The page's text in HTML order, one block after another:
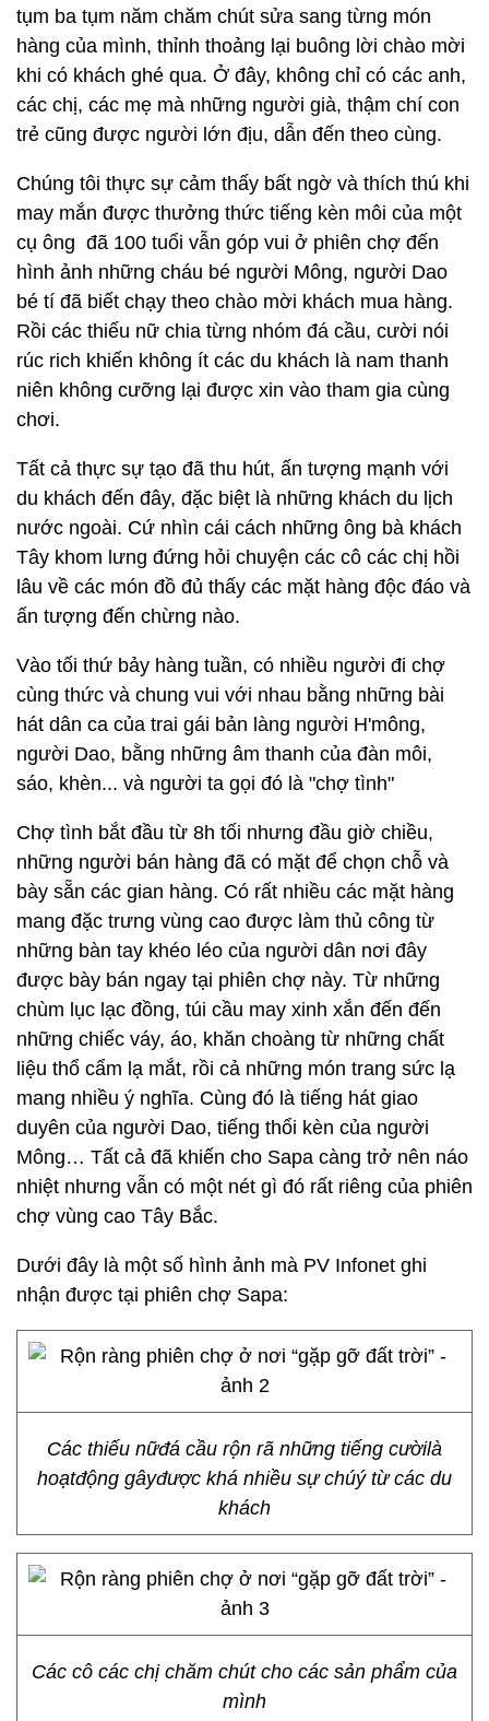
tụm ba tụm năm chăm chút sửa sang từng món
hàng của mình, thỉnh thoảng lại buông lời chào mời
khi có khách ghé qua. Ở đây, không chỉ có các anh,
các chị, các mẹ mà những người già, thậm chí con
trẻ cũng được người lớn địu, dẫn đến theo cùng.
Chúng tôi thực sự cảm thấy bất ngờ và thích thú khi
may mắn được thưởng thức tiếng kèn môi của một
cụ ông đã 100 tuổi vẫn góp vui ở phiên chợ đến
hình ảnh những cháu bé người Mông, người Dao
bé tí đã biết chạy theo chào mời khách mua hàng.
Rồi các thiếu nữ chia từng nhóm đá cầu, cười nói
rúc rich khiến không ít các du khách là nam thanh
niên không cưỡng lại được xin vào tham gia cùng
chơi.
Tất cả thực sự tạo đã thu hút, ấn tượng mạnh với
du khách đến đây, đặc biệt là những khách du lịch
nước ngoài. Cứ nhìn cái cách những ông bà khách
Tây khom lưng đứng hỏi chuyện các cô các chị hồi
lâu về các món đồ đủ thấy các mặt hàng độc đáo và
ấn tượng đến chừng nào.
Vào tối thứ bảy hàng tuần, có nhiều người đi chợ
cùng thức và chung vui với nhau bằng những bài
hát dân ca của trai gái bản làng người H'mông,
người Dao, bằng những âm thanh của đàn môi,
sáo, khèn... và người ta gọi đó là "chợ tình"
Chợ tình bắt đầu từ 8h tối nhưng đầu giờ chiều,
những người bán hàng đã có mặt để chọn chỗ và
bày sẵn các gian hàng. Có rất nhiều các mặt hàng
mang đặc trưng vùng cao được làm thủ công từ
những bàn tay khéo léo của người dân nơi đây
được bày bán ngay tại phiên chợ này. Từ những
chùm lục lạc đồng, túi cầu may xinh xắn đến đến
những chiếc váy, áo, khăn choàng từ những chất
liệu thổ cẩm lạ mắt, rồi cả những món trang sức lạ
mang nhiều ý nghĩa. Cùng đó là tiếng hát giao
duyên của người Dao, tiếng thổi kèn của người
Mông… Tất cả đã khiến cho Sapa càng trở nên náo
nhiệt nhưng vẫn có một nét gì đó rất riêng của phiên
chợ vùng cao Tây Bắc.
Dưới đây là một số hình ảnh mà PV Infonet ghi
nhận được tại phiên chợ Sapa:
Các thiếu nữđá cầu rộn rã những tiếng cườilà
hoạtđộng gâyđược khá nhiều sự chúý từ các du
khách
Các cô các chị chăm chút cho các sản phẩm của
mình